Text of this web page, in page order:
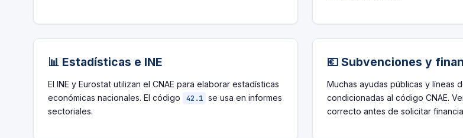
📊 Estadísticas e INE
El INE y Eurostat utilizan el CNAE para elaborar estadísticas
económicas nacionales. El código
42.1 se usa en informes
sectoriales.
💶 Subvenciones y
Muchas ayudas públicas y líneas
condicionadas al código CNAE.
correcto antes de solicitar